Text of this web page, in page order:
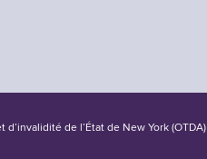
de l’État de New York (OTDA)